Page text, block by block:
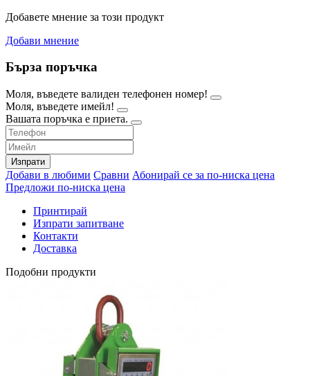
Добавете мнение за този продукт
Добави мнение
Бърза поръчка
Моля, въведете валиден телефонен номер!
Моля, въведете имейл!
Вашата поръчка е приета.
Изпрати
Добави в любими Сравни Абонирай се за по-ниска цена
Предложи по-ниска цена
Принтирай
Изпрати запитване
Контакти
Доставка
Подобни продукти